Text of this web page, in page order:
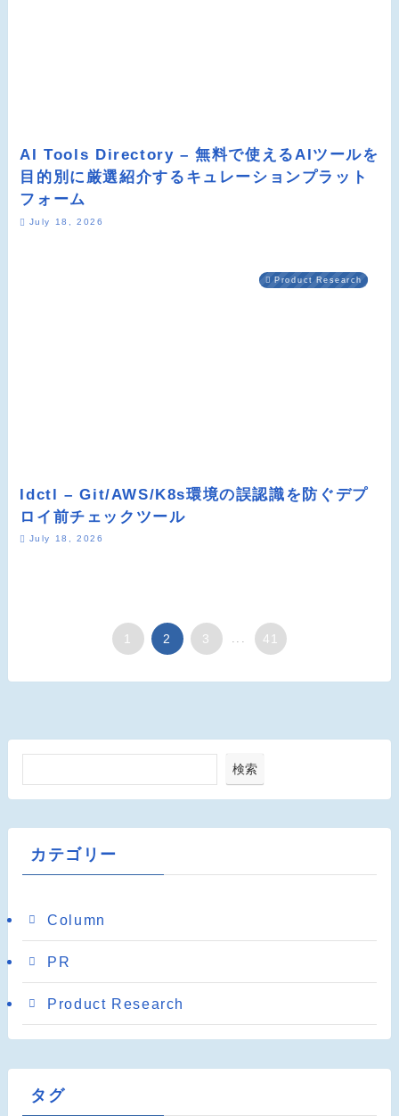
AI Tools Directory – 無料で使えるAIツールを
目的別に厳選紹介するキュレーションプラット
フォーム
July 18, 2026
Product Research
Idctl – Git/AWS/K8s環境の誤認識を防ぐデプ
ロイ前チェックツール
July 18, 2026
1 2 3 41
検索
カテゴリー
Column
PR
Product Research
タグ